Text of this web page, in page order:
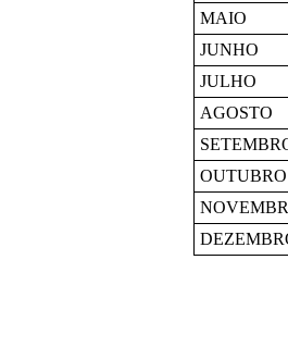
MAIO
JUNHO
JULHO
AGOSTO
OUTUBRO